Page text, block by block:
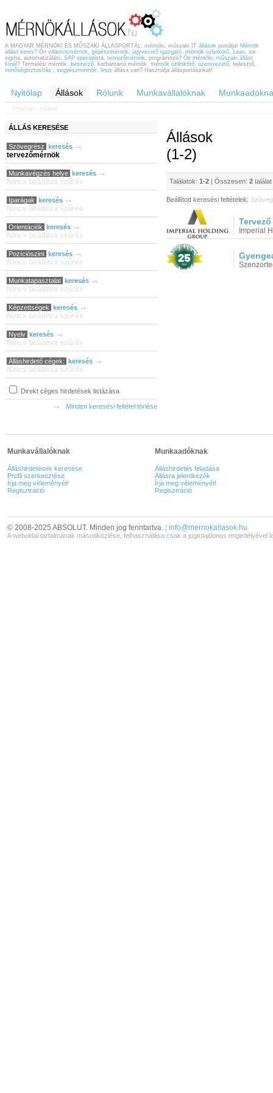
A MAGYAR MÉRNÖKI ÉS MŰSZAKI ÁLLÁSPORTÁL: mérnöki, műszaki IT állások portálja! Mérnök
állást keres? Ön villamosmérnök, gépészmérnök, ügyvezető igazgató, mérnök üzletkötő, Lean, six
sigma, automatizálási, SAP specialista, tervezőmérnök, programozó? Ön mérnöki, műszaki állást
kínál? Termelési mérnök, beszerző, karbantartó mérnök, mérnök üzletkötő, üzemvezető, fejlesztő,
minőségbiztosítás , vegyészmérnök, linux állása van? Használja állásportálunkat!
Nyitólap Állások Rólunk Munkavállalóknak
Nyitólap > Állások
ÁLLÁS KERESÉSE
Szövegrész keresés
tervezőmérnök
Munkavégzés helye keresés
Nincs beállítva szűrés
Iparágak keresés
Nincs beállítva szűrés
Orientációk keresés
Nincs beállítva szűrés
Pozíciószint keresés
Nincs beállítva szűrés
Munkatapasztalat keresés
Nincs beállítva szűrés
Képzettségek keresés
Nincs beállítva szűrés
Nyelv keresés
Nincs beállítva szűrés
Álláshirdető cégek: keresés
Nincs beállítva szűrés
Direkt céges hirdetések listázása
Minden keresési feltétel törlése
Állások
(1-2)
Találatok: 1-2 | Összesen: 2 találat
Beállított keresési feltételek:
Imperial
Munkavállalóknak
Álláshirdetések keresése
Profil szerkesztése
Írja meg véleményét!
Regisztráció
Munkaadóknak
Álláshirdetés feladása
Állásra jelentkezők
Írja meg véleményét!
Regisztráció
© 2008-2025 ABSOLUT. Minden jog fenntartva. info@mernokallasok.hu
A weboldal tartalmának másodközlése, felhasználása csak a jogtulajdonos engedélyével